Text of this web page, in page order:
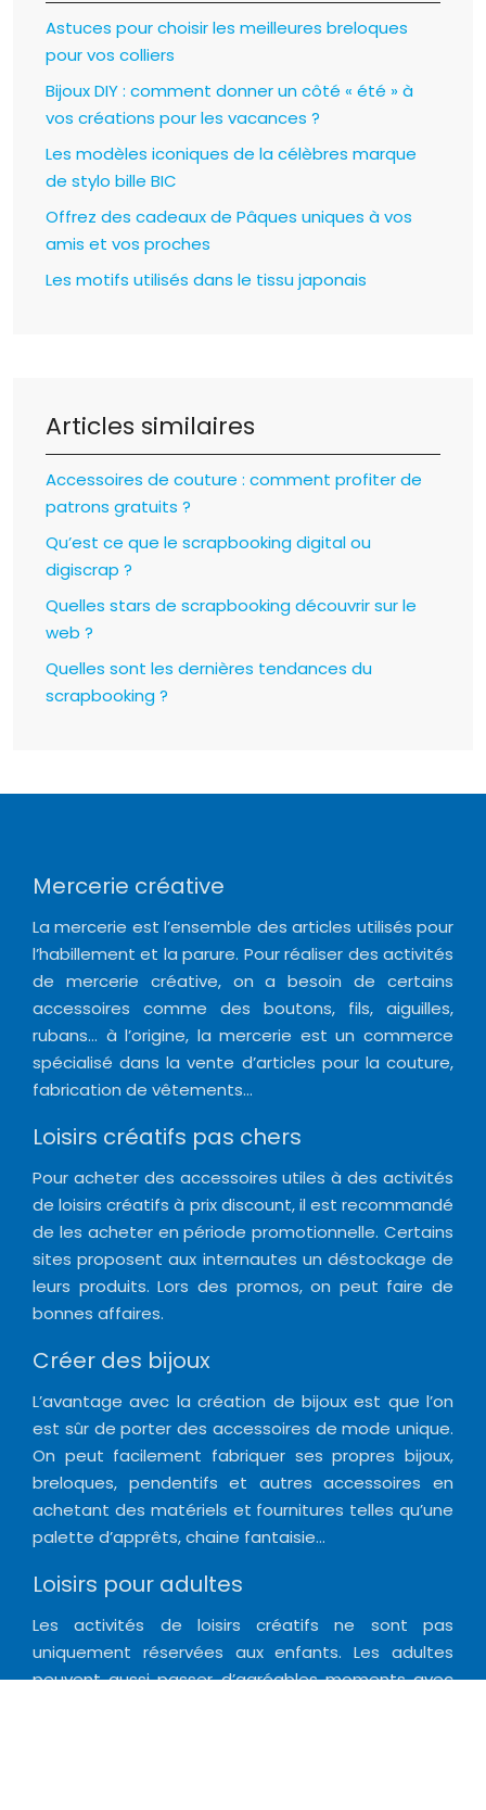
Astuces pour choisir les meilleures breloques
pour vos colliers
Bijoux DIY : comment donner un côté « été » à
vos créations pour les vacances ?
Les modèles iconiques de la célèbres marque
de stylo bille BIC
Offrez des cadeaux de Pâques uniques à vos
amis et vos proches
Les motifs utilisés dans le tissu japonais
Articles similaires
Accessoires de couture : comment profiter de
patrons gratuits ?
Qu’est ce que le scrapbooking digital ou
digiscrap ?
Quelles stars de scrapbooking découvrir sur le
web ?
Quelles sont les dernières tendances du
scrapbooking ?
Mercerie créative
La mercerie est l’ensemble des articles utilisés pour
l’habillement et la parure. Pour réaliser des activités
de mercerie créative, on a besoin de certains
accessoires comme des boutons, fils, aiguilles,
rubans… à l’origine, la mercerie est un commerce
spécialisé dans la vente d’articles pour la couture,
fabrication de vêtements…
Loisirs créatifs pas chers
Pour acheter des accessoires utiles à des activités
de loisirs créatifs à prix discount, il est recommandé
de les acheter en période promotionnelle. Certains
sites proposent aux internautes un déstockage de
leurs produits. Lors des promos, on peut faire de
bonnes affaires.
Créer des bijoux
L’avantage avec la création de bijoux est que l’on
est sûr de porter des accessoires de mode unique.
On peut facilement fabriquer ses propres bijoux,
breloques, pendentifs et autres accessoires en
achetant des matériels et fournitures telles qu’une
palette d’apprêts, chaine fantaisie…
Loisirs pour adultes
Les activités de loisirs créatifs ne sont pas
uniquement réservées aux enfants. Les adultes
peuvent aussi passer d’agréables moments avec